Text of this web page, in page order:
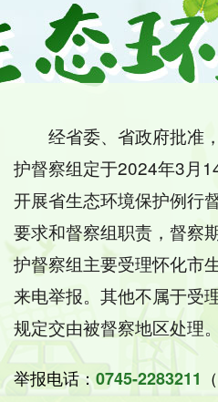
经省委、省政府批准
护督察组定于2024年3月
开展省生态环境保护例行
要求和督察组职责，督察
护督察组主要受理怀化市
来电举报。其他不属于受
规定交由被督察地区处理。
举报电话：0745-2283211